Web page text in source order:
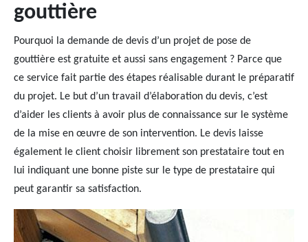
gouttière
Pourquoi la demande de devis d’un projet de pose de
gouttière est gratuite et aussi sans engagement ? Parce que
ce service fait partie des étapes réalisable durant le préparatif
du projet. Le but d’un travail d’élaboration du devis, c’est
d’aider les clients à avoir plus de connaissance sur le système
de la mise en œuvre de son intervention. Le devis laisse
également le client choisir librement son prestataire tout en
lui indiquant une bonne piste sur le type de prestataire qui
peut garantir sa satisfaction.